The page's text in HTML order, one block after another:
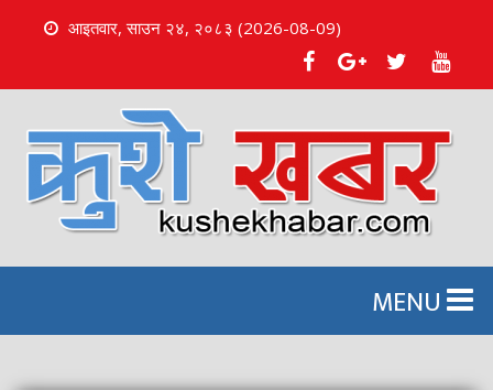
आइतवार, साउन २४, २०८३ (2026-08-09)
o
e
MENU